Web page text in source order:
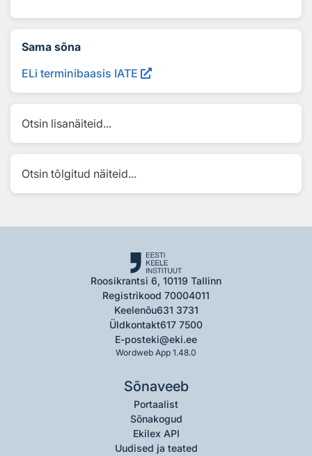
Sama sõna
ELi terminibaasis IATE
Otsin lisanäiteid...
Otsin tõlgitud näiteid...
Roosikrantsi 6, 10119 Tallinn
Registrikood 70004011
Keelenõu631 3731
Üldkontakt617 7500
E-posteki@eki.ee
Wordweb App 1.48.0
Sõnaveeb
Portaalist
Sõnakogud
Ekilex API
Uudised ja teated